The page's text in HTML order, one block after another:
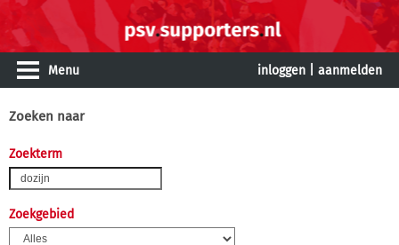
Menu inloggen aanmelden
Zoeken naar
Zoekterm
Zoekgebied